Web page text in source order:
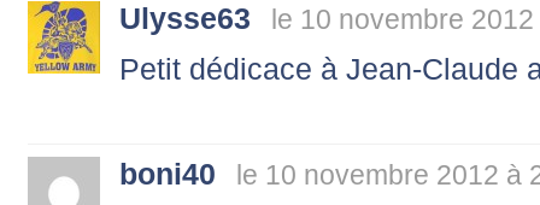
Ulysse63 le 10 novembre
Petit dédicace à Jean-Claude
boni40 le 10 novembre 2012 à